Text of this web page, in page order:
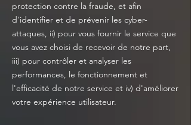
protection contre la fraude, et afin
d'identifier et de prévenir les cyber-
attaques, ii) pour vous fournir le service que
vous avez choisi de recevoir de notre part,
iii) pour contrôler et analyser les
performances, le fonctionnement et
l'efficacité de notre service et iv) d'améliorer
votre expérience utilisateur.